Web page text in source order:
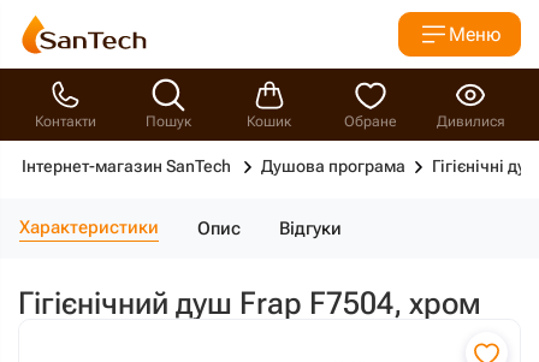
Меню
Контакти Пошук Кошик Обране Дивилися
Інтернет-магазин SanTech Душова програма Гігієнічні
Характеристики Опис Відгуки
Гігієнічний душ Frap F7504, хром